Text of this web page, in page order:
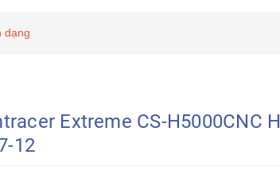
dạng
Extreme CS-H5000CNC H
12